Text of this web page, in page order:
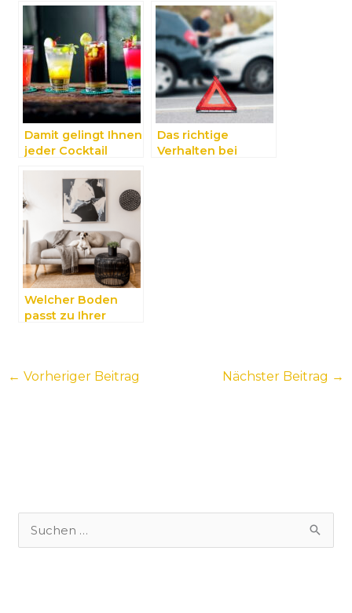
Damit gelingt Ihnen
jeder Cocktail
Das richtige
Verhalten bei
Welcher Boden
passt zu Ihrer
← Vorheriger Beitrag Nächster Beitrag →